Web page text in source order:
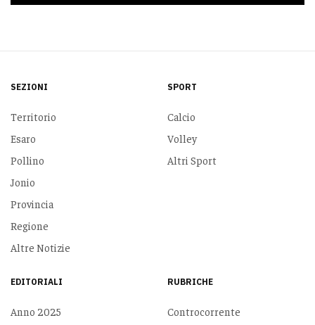
SEZIONI
Territorio
Esaro
Pollino
Jonio
Provincia
Regione
Altre Notizie
SPORT
Calcio
Volley
Altri Sport
EDITORIALI
Anno 2025
RUBRICHE
Controcorrente